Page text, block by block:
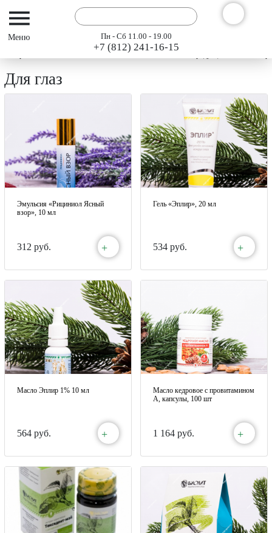
Пн - Сб 11.00 - 19.00
+7 (812) 241-16-15
Каталог
Для глаз
Эмульсия «Рициниол Ясный
взор», 10 мл
312 руб. +
Гель «Эплир», 20 мл
534 руб. +
Масло Эплир 1% 10 мл
564 руб. +
Масло кедровое с провитамином
А, капсулы, 100 шт
1 164 руб. +